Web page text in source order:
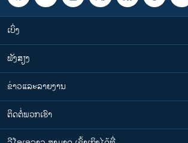
ເບິ່ງ
ຟັງສຽງ
ຂ່າວແລະລາຍງານ
ຕິດຕໍ່ພວກເຮົາ